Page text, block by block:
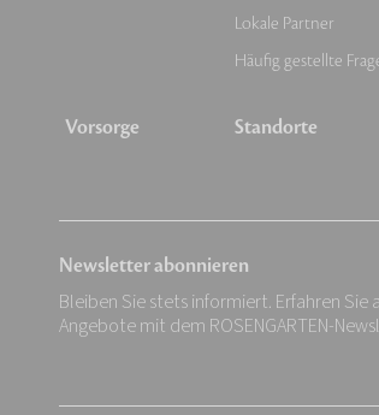
Vorsorge
Lokale Partner
Häufig gestellte
Standorte
Newsletter abonnieren
Bleiben Sie stets informiert. Erfahren Sie
Angebote mit dem ROSENGARTEN-